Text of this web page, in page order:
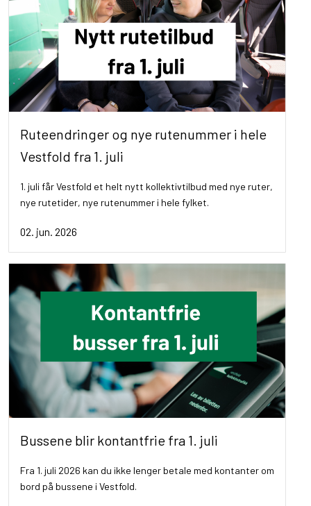
Ruteendringer og nye rutenummer i hele
Vestfold fra 1. juli
1. juli får Vestfold et helt nytt kollektivtilbud med nye ruter,
nye rutetider, nye rutenummer i hele fylket.
02. jun. 2026
Bussene blir kontantfrie fra 1. juli
Fra 1. juli 2026 kan du ikke lenger betale med kontanter om
bord på bussene i Vestfold.